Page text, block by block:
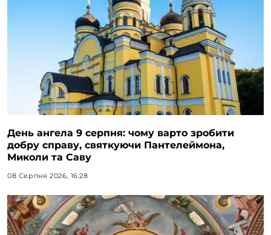
День ангела 9 серпня: чому варто зробити
добру справу, святкуючи Пантелеймона,
Миколи та Саву
08 Серпня 2026, 16:28